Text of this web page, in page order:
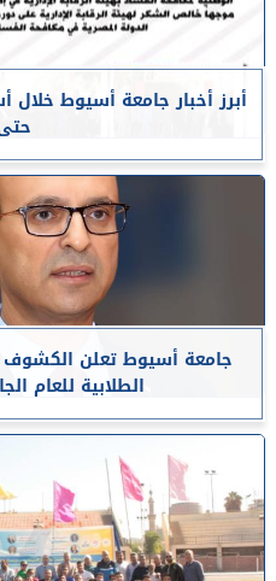
جامعة أسيوط تعلن الكشوف
الطلابية للعام الجامعي